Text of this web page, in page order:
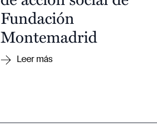
Fundación
Montemadrid